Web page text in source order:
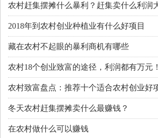
农村赶集摆摊什么暴利？赶集卖什么利润
2018年到农村创业种植业有什么好项目
藏在农村不起眼的暴利商机有哪些
农村18个创业致富的途径，利润都有万元！
农村致富盘点：推荐十个适合农村创业好
冬天农村赶集摆摊卖什么最赚钱？
在农村做什么可以赚钱